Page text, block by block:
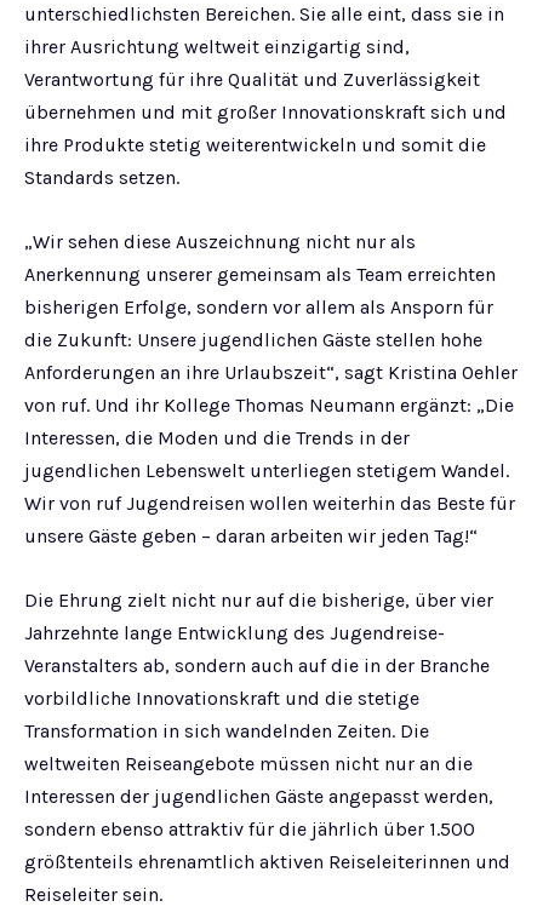
unterschiedlichsten Bereichen. Sie alle eint, dass sie in
ihrer Ausrichtung weltweit einzigartig sind,
Verantwortung für ihre Qualität und Zuverlässigkeit
übernehmen und mit großer Innovationskraft sich und
ihre Produkte stetig weiterentwickeln und somit die
Standards setzen.
„Wir sehen diese Auszeichnung nicht nur als
Anerkennung unserer gemeinsam als Team erreichten
bisherigen Erfolge, sondern vor allem als Ansporn für
die Zukunft: Unsere jugendlichen Gäste stellen hohe
Anforderungen an ihre Urlaubszeit“, sagt Kristina Oehler
von ruf. Und ihr Kollege Thomas Neumann ergänzt: „Die
Interessen, die Moden und die Trends in der
jugendlichen Lebenswelt unterliegen stetigem Wandel.
Wir von ruf Jugendreisen wollen weiterhin das Beste für
unsere Gäste geben – daran arbeiten wir jeden Tag!“
Die Ehrung zielt nicht nur auf die bisherige, über vier
Jahrzehnte lange Entwicklung des Jugendreise-
Veranstalters ab, sondern auch auf die in der Branche
vorbildliche Innovationskraft und die stetige
Transformation in sich wandelnden Zeiten. Die
weltweiten Reiseangebote müssen nicht nur an die
Interessen der jugendlichen Gäste angepasst werden,
sondern ebenso attraktiv für die jährlich über 1.500
größtenteils ehrenamtlich aktiven Reiseleiterinnen und
Reiseleiter sein.